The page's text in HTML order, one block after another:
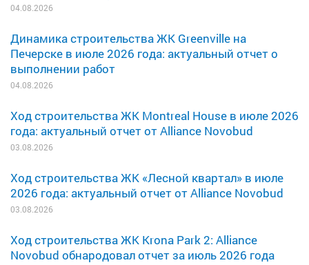
04.08.2026
Динамика строительства ЖК Greenville на
Печерске в июле 2026 года: актуальный отчет о
выполнении работ
04.08.2026
Ход строительства ЖК Montreal House в июле 2026
года: актуальный отчет от Alliance Novobud
03.08.2026
Ход строительства ЖК «Лесной квартал» в июле
2026 года: актуальный отчет от Alliance Novobud
03.08.2026
Ход строительства ЖК Krona Park 2: Alliance
Novobud обнародовал отчет за июль 2026 года